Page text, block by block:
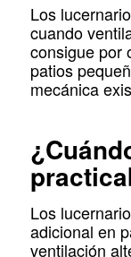
Los
cuando
consigue por
patios
mecánica
Los
adicional en
ventilación